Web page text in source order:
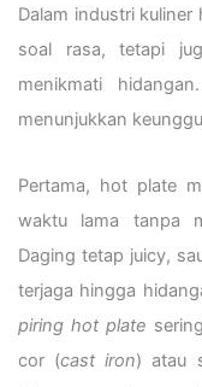
Dalam industri
soal rasa, tetapi
menikmati
menunjukkan
Pertama, hot plate
waktu lama tanpa
Daging tetap juicy,
terjaga hingga
piring hot plate
cor (cast iron) atau